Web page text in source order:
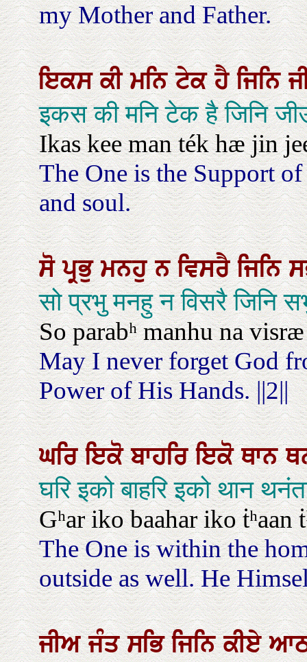
my Mother and Father.
ਇਕਸਕੀਮਨਿਟੇਕਹੈਜਿਨਿ
इकस की मनि टेक है जिनि
Ikas kee man ték hæ jin
The One is the Support
and soul.
ਸੋਪ੍ਰਭੁਮਨਹੁਨਵਿਸਰੈਜਿਨਿ
सो प्रभु मनहु न विसरै जिनि
So parabʰ manhu na
May I never forget God
Power of His Hands. ||2||
ਘਰਿਇਕੋਬਾਹਰਿਇਕੋਥਾਨ
घरि इको बाहरि इको थान
Gʰar iko baahar iko ṫʰaan
The One is within the
outside as well. He
ਜੀਅਜੰਤਸਭਿਜਿਨਿਕੀਏ